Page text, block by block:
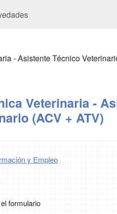
- Asistente Técnico
Veterinaria -
(ACV + ATV)
y Empleo
formulario